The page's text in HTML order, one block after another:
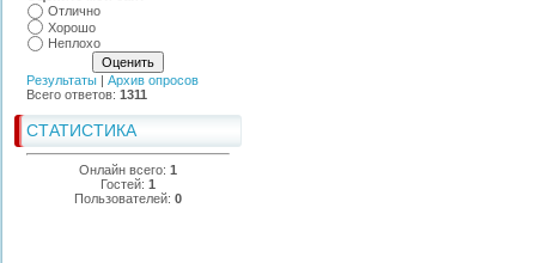
Отлично
Хорошо
Неплохо
Результаты | Архив опросов
Всего ответов: 1311
СТАТИСТИКА
Онлайн всего: 1
Гостей: 1
Пользователей: 0